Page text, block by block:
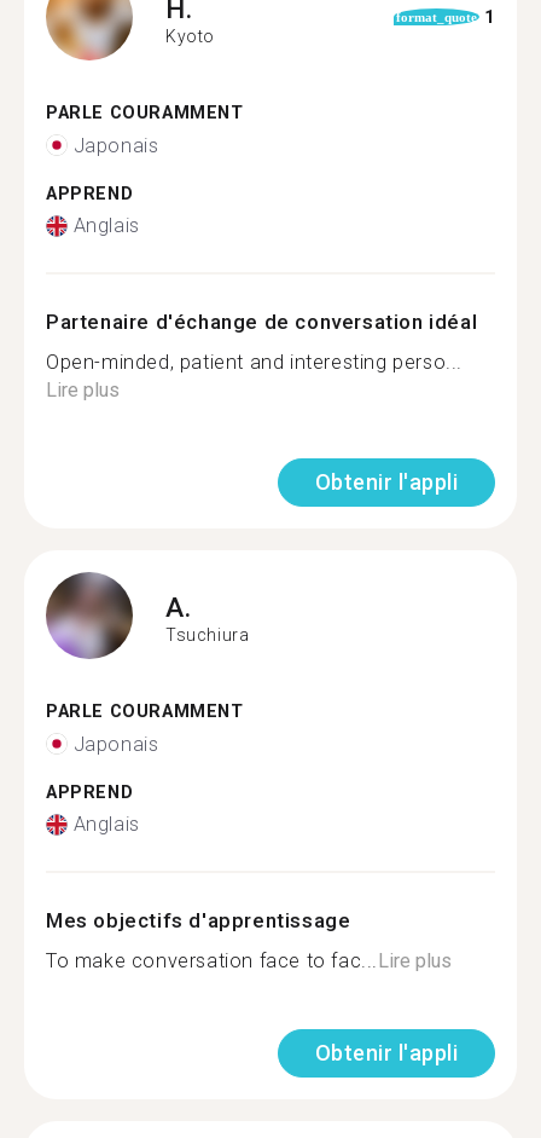
H.
Kyoto
format_quote 1
PARLE COURAMMENT
Japonais
APPREND
Anglais
Partenaire d'échange de conversation idéal
Open-minded, patient and interesting perso...
Lire plus
Obtenir l'appli
A.
Tsuchiura
PARLE COURAMMENT
Japonais
APPREND
Anglais
Mes objectifs d'apprentissage
To make conversation face to fac...Lire plus
Obtenir l'appli